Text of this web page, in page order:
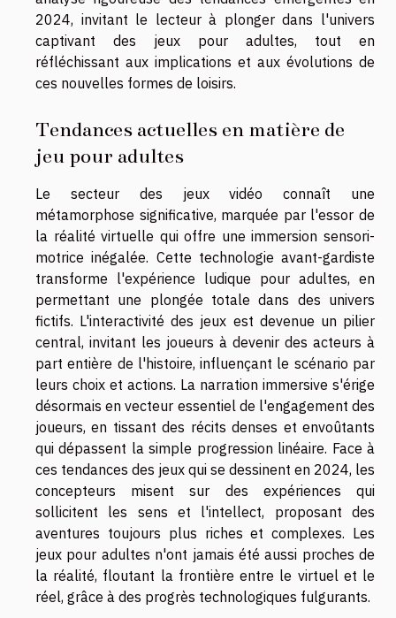
2024, invitant le lecteur à plonger dans l'univers
captivant des jeux pour adultes, tout en
réfléchissant aux implications et aux évolutions de
ces nouvelles formes de loisirs.
Tendances actuelles en matière de
jeu pour adultes
Le secteur des jeux vidéo connaît une
métamorphose significative, marquée par l'essor de
la réalité virtuelle qui offre une immersion sensori-
motrice inégalée. Cette technologie avant-gardiste
transforme l'expérience ludique pour adultes, en
permettant une plongée totale dans des univers
fictifs. L'interactivité des jeux est devenue un pilier
central, invitant les joueurs à devenir des acteurs à
part entière de l'histoire, influençant le scénario par
leurs choix et actions. La narration immersive s'érige
désormais en vecteur essentiel de l'engagement des
joueurs, en tissant des récits denses et envoûtants
qui dépassent la simple progression linéaire. Face à
ces tendances des jeux qui se dessinent en 2024, les
concepteurs misent sur des expériences qui
sollicitent les sens et l'intellect, proposant des
aventures toujours plus riches et complexes. Les
jeux pour adultes n'ont jamais été aussi proches de
la réalité, floutant la frontière entre le virtuel et le
réel, grâce à des progrès technologiques fulgurants.